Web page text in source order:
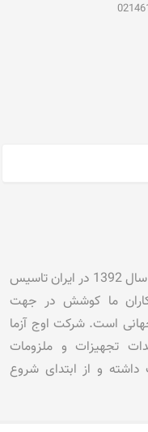
شرکت اوج آزما پلاست در سال 1392 در ایران تاسیس
ما کوشش در جهت
است. شرکت اوج آزما
تجهیزات و ملزومات
داشته و از ابتدای شروع